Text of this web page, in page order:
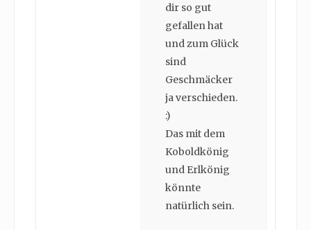
dir so gut
gefallen hat
und zum Glück
sind
Geschmäcker
ja verschieden.
:)
Das mit dem
Koboldkönig
und Erlkönig
könnte
natürlich sein.